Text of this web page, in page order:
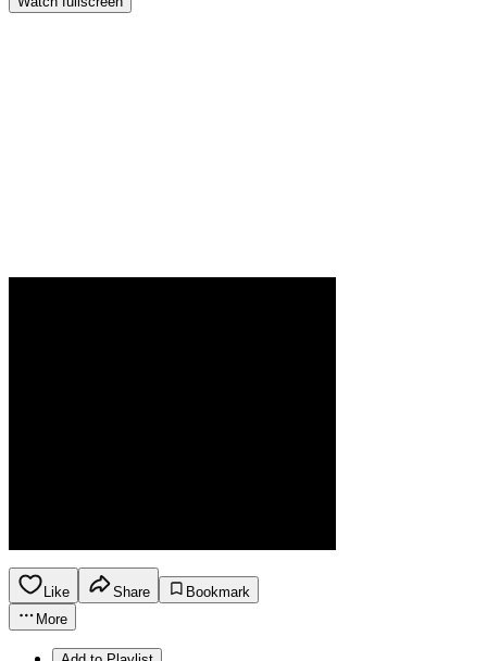
Like Share
Bookmark
More